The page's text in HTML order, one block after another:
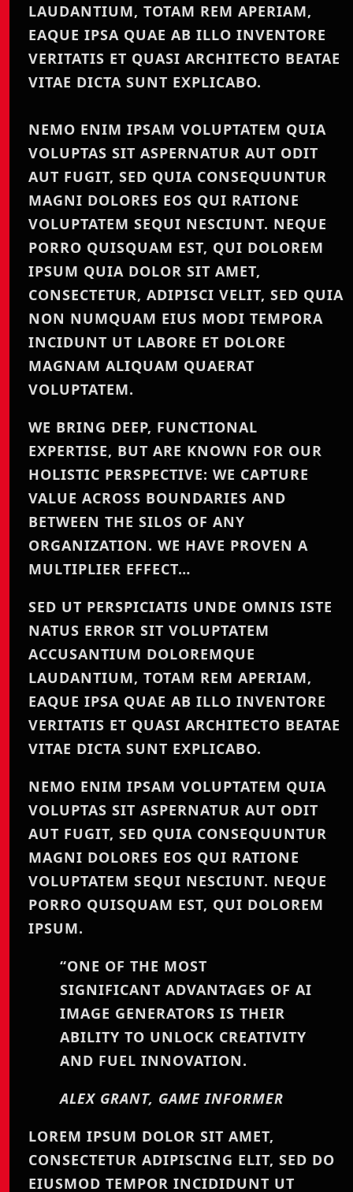
LAUDANTIUM, TOTAM REM APERIAM,
EAQUE IPSA QUAE AB ILLO INVENTORE
VERITATIS ET QUASI ARCHITECTO BEATAE
VITAE DICTA SUNT EXPLICABO.
NEMO ENIM IPSAM VOLUPTATEM QUIA
VOLUPTAS SIT ASPERNATUR AUT ODIT
AUT FUGIT, SED QUIA CONSEQUUNTUR
MAGNI DOLORES EOS QUI RATIONE
VOLUPTATEM SEQUI NESCIUNT. NEQUE
PORRO QUISQUAM EST, QUI DOLOREM
IPSUM QUIA DOLOR SIT AMET,
CONSECTETUR, ADIPISCI VELIT, SED QUIA
NON NUMQUAM EIUS MODI TEMPORA
INCIDUNT UT LABORE ET DOLORE
MAGNAM ALIQUAM QUAERAT
VOLUPTATEM.
WE BRING DEEP, FUNCTIONAL
EXPERTISE, BUT ARE KNOWN FOR OUR
HOLISTIC PERSPECTIVE: WE CAPTURE
VALUE ACROSS BOUNDARIES AND
BETWEEN THE SILOS OF ANY
ORGANIZATION. WE HAVE PROVEN A
MULTIPLIER EFFECT…
SED UT PERSPICIATIS UNDE OMNIS ISTE
NATUS ERROR SIT VOLUPTATEM
ACCUSANTIUM DOLOREMQUE
LAUDANTIUM, TOTAM REM APERIAM,
EAQUE IPSA QUAE AB ILLO INVENTORE
VERITATIS ET QUASI ARCHITECTO BEATAE
VITAE DICTA SUNT EXPLICABO.
NEMO ENIM IPSAM VOLUPTATEM QUIA
VOLUPTAS SIT ASPERNATUR AUT ODIT
AUT FUGIT, SED QUIA CONSEQUUNTUR
MAGNI DOLORES EOS QUI RATIONE
VOLUPTATEM SEQUI NESCIUNT. NEQUE
PORRO QUISQUAM EST, QUI DOLOREM
IPSUM.
“ONE OF THE MOST
SIGNIFICANT ADVANTAGES OF AI
IMAGE GENERATORS IS THEIR
ABILITY TO UNLOCK CREATIVITY
AND FUEL INNOVATION.
ALEX GRANT, GAME INFORMER
LOREM IPSUM DOLOR SIT AMET,
CONSECTETUR ADIPISCING ELIT, SED DO
EIUSMOD TEMPOR INCIDIDUNT UT